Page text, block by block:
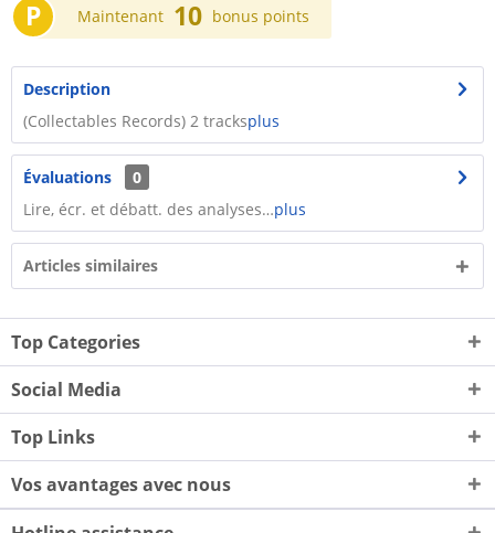
P Maintenant 10 bonus points
Description
(Collectables Records) 2 tracksplus
Évaluations
0
Lire, écr. et débatt. des analyses…plus
Articles similaires
Top Categories
Social Media
Top Links
Vos avantages avec nous